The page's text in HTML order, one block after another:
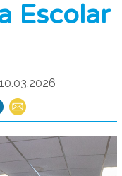
Escolar